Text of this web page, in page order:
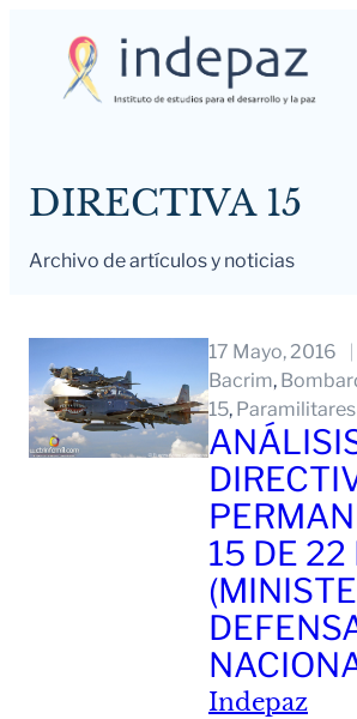
DIRECTIVA 15
Archivo de artículos y noticias
17 Mayo, 2016
Bacrim,
15, Paramilitares
15 DE
Indepaz